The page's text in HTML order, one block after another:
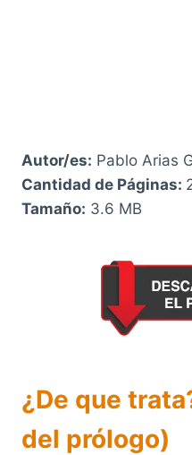
Autor/es: Pablo Arias
Cantidad de Páginas:
Tamaño: 3.6 MB
¿De que
del prólogo)